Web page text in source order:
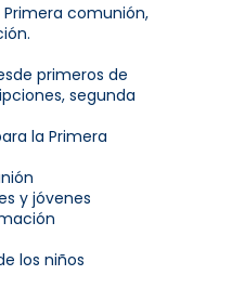
Primera comunión,
primeros de
segunda
la Primera
y jóvenes
los niños